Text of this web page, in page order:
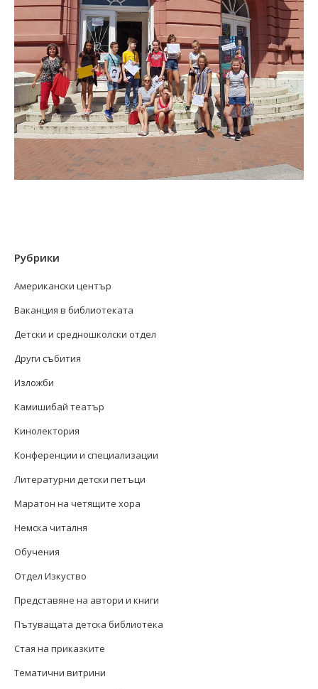
Рубрики
Американски център
Ваканция в библиотеката
Детски и средношколски отдел
Други събития
Изложби
Камишибай театър
Кинолектория
Конференции и специализации
Литературни детски петъци
Маратон на четящите хора
Немска читалня
Обучения
Отдел Изкуство
Представяне на автори и книги
Пътуващата детска библиотека
Стая на приказките
Тематични витрини